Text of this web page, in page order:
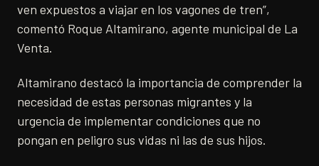
ven expuestos a viajar en los vagones de tren”,
comentó Roque Altamirano, agente municipal de La
Venta.
Altamirano destacó la importancia de comprender la
necesidad de estas personas migrantes y la
urgencia de implementar condiciones que no
pongan en peligro sus vidas ni las de sus hijos.